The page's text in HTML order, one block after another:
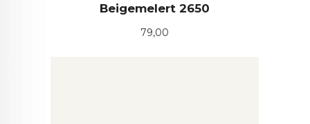
Beigemelert 2650
Pris
79,00